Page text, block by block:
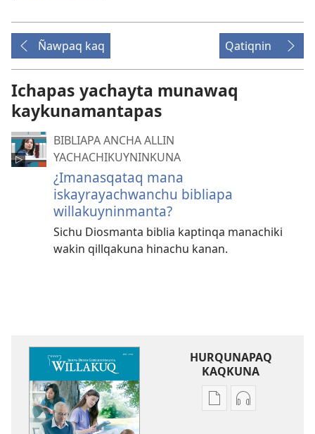
Ñawpaq kaq Qatiqnin
Ichapas yachayta munawaq
kaykunamantapas
BIBLIAPA ANCHA ALLIN
YACHACHIKUYNINKUNA
¿Imanasqataq mana
iskayrayachwanchu bibliapa
willakuyninmanta?
Sichu Diosmanta biblia kaptinqa manachiki
wakin qillqakuna hinachu kanan.
HURQUNAPAQ
KAQKUNA
Qillqakunata
Uyarinapaq